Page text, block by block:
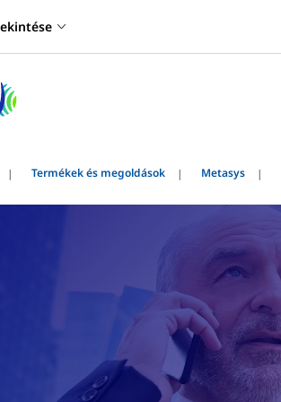
Termékek és megoldások Metasys